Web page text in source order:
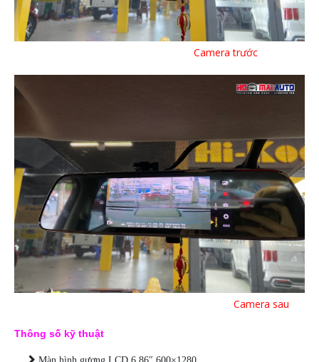
Camera trước
Camera sau
Thông số kỹ thuật